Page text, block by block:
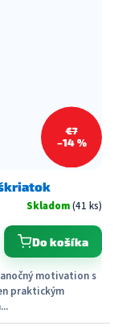
€7
–14 %
škriatok
Skladom(41 ks)
Do košíka
motivation s
praktickým